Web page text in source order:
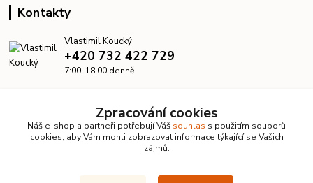
Kontakty
Vlastimil Koucký
+420 732 422 729
7:00–18:00 denně
Zpracování cookies
Náš e-shop a partneři potřebují Váš souhlas s použitím souborů
cookies, aby Vám mohli zobrazovat informace týkající se Vašich
zájmů.